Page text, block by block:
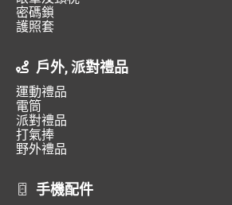
密碼鎖
護照套
戶外, 派對禮品
運動禮品
電筒
派對禮品
打氣捧
野外禮品
手機配件